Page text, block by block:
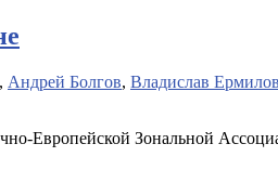
, Андрей Болгов, Владислав Ермилов
Европейской Зональной